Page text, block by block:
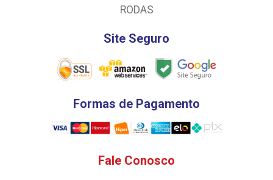
RODAS
Site Seguro
Formas de Pagamento
Fale Conosco